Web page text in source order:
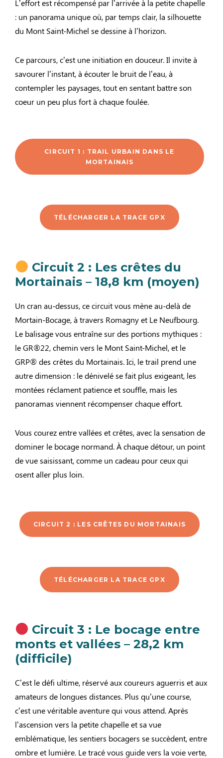
L’effort est récompensé par l’arrivée à la petite chapelle
: un panorama unique où, par temps clair, la silhouette
du Mont Saint-Michel se dessine à l’horizon.
Ce parcours, c’est une initiation en douceur. Il invite à
savourer l’instant, à écouter le bruit de l’eau, à
contempler les paysages, tout en sentant battre son
coeur un peu plus fort à chaque foulée.
CIRCUIT 1 : TRAIL URBAIN DANS LE
MORTAINAIS
TÉLÉCHARGER LA TRACE GPX
Circuit 2 : Les crêtes du
Mortainais – 18,8 km (moyen)
Un cran au-dessus, ce circuit vous mène au-delà de
Mortain-Bocage, à travers Romagny et Le Neufbourg.
Le balisage vous entraîne sur des portions mythiques :
le GR®22, chemin vers le Mont Saint-Michel, et le
GRP® des crêtes du Mortainais. Ici, le trail prend une
autre dimension : le dénivelé se fait plus exigeant, les
montées réclament patience et souffle, mais les
panoramas viennent récompenser chaque effort.
Vous courez entre vallées et crêtes, avec la sensation de
dominer le bocage normand. À chaque détour, un point
de vue saisissant, comme un cadeau pour ceux qui
osent aller plus loin.
CIRCUIT 2 : LES CRÊTES DU MORTAINAIS
TÉLÉCHARGER LA TRACE GPX
Circuit 3 : Le bocage entre
monts et vallées – 28,2 km
(difficile)
C’est le défi ultime, réservé aux coureurs aguerris et aux
amateurs de longues distances. Plus qu’une course,
c’est une véritable aventure qui vous attend. Après
l’ascension vers la petite chapelle et sa vue
emblématique, les sentiers bocagers se succèdent, entre
ombre et lumière. Le tracé vous guide vers la voie verte,